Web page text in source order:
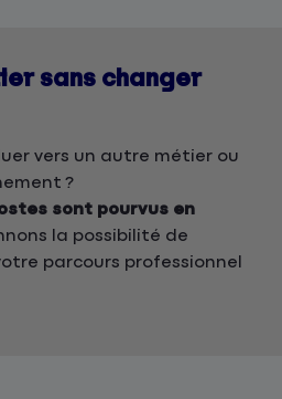
sans changer
vers un autre métier ou
?
sont pourvus en
la possibilité de
parcours professionnel